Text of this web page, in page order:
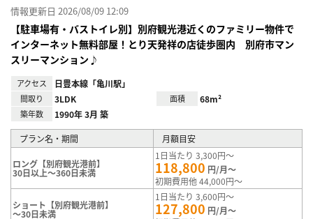
情報更新日 2026/08/09 12:09
【駐車場有・バストイレ別】別府観光港近くのファミリー物件で
インターネット無料部屋！とり天発祥の店徒歩圏内 別府市マン
スリーマンション♪
アクセス 日豊本線「亀川駅」
間取り 3LDK 面積 68m²
築年数 1990年 3月 築
プラン名・期間 月額目安
ロング【別府観光港前】
30日以上～360日未満
1日当たり 3,300円～
118,800 円/月～
初期費用他 44,000円～
ショート【別府観光港前】
～30日未満
1日当たり 3,600円～
127,800 円/月～